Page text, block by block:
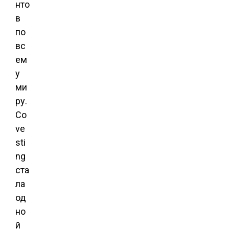
нто
в
по
вс
ем
у
ми
ру.
Co
ve
sti
ng
ста
ла
од
но
й